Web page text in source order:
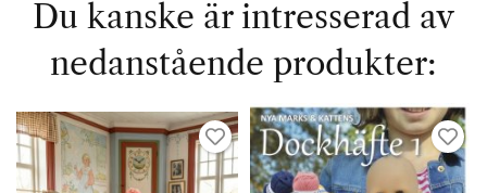
Du kanske är intresserad av
nedanstående produkter: